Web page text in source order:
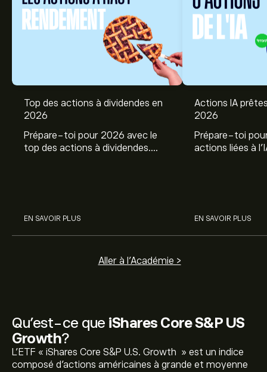
Qu’est-ce que iShares Core S&P US
Growth?
L'ETF « iShares Core S&P U.S. Growth » est un indice
composé d'actions américaines à grande et moyenne
Top des actions à dividendes en
2026
Prépare-toi pour 2026 avec le
top des actions à dividendes.
EN SAVOIR PLUS
Actions IA
2026
Prépare-toi
actions liées à
EN SAVOIR PLUS
Aller à l'Académie >